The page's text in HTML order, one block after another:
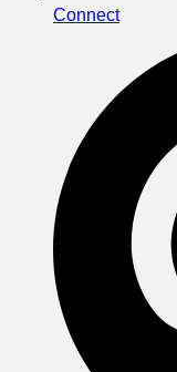
Connect